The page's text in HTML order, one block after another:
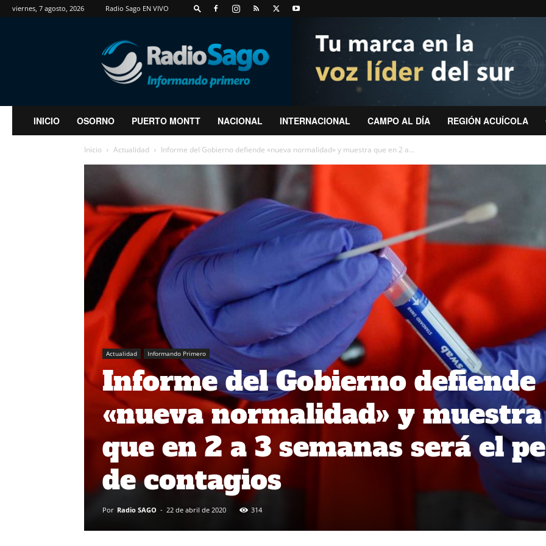
viernes, 7 agosto, 2026 Radio Sago EN VIVO
RadioSago
INICIO OSORNO PUERTO MONTT NACIONAL INTERNACIONAL CAMPO AL DÍA REGIÓN ACUÍCOLA
Inicio Actualidad Informe del Gobierno defiende «nueva normalidad» y muestra que en 2 a...
Actualidad Informando Primero
Informe del Gobierno defiende
«nueva normalidad» y muestra
que en 2 a 3 semanas será el
de contagios
Por Radio SAGO - 22 de abril de 2020 314